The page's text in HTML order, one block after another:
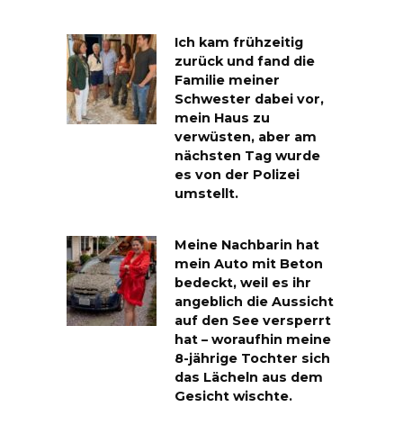
Ich kam frühzeitig
zurück und fand die
Familie meiner
Schwester dabei vor,
mein Haus zu
verwüsten, aber am
nächsten Tag wurde
es von der Polizei
umstellt.
Meine Nachbarin hat
mein Auto mit Beton
bedeckt, weil es ihr
angeblich die Aussicht
auf den See versperrt
hat – woraufhin meine
8-jährige Tochter sich
das Lächeln aus dem
Gesicht wischte.